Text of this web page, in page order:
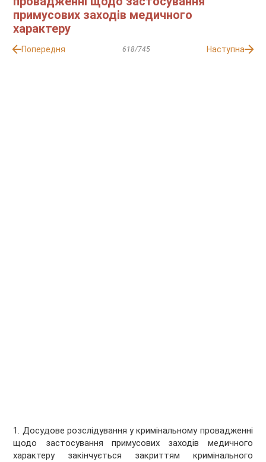
примусових заходів медичного
характеру
Попередня 618/745 Наступна
1. Досудове розслідування у кримінальному провадженні
щодо застосування примусових заходів медичного
характеру закінчується закриттям кримінального